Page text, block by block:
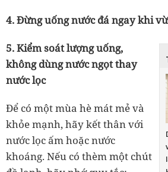
4. Đừng uống nước đá ngay khi
5. Kiểm soát lượng uống,
không dùng nước ngọt thay
nước lọc
Để có một mùa hè mát mẻ và
khỏe mạnh, hãy kết thân với
nước lọc ấm hoặc nước
khoáng. Nếu có thèm một chút